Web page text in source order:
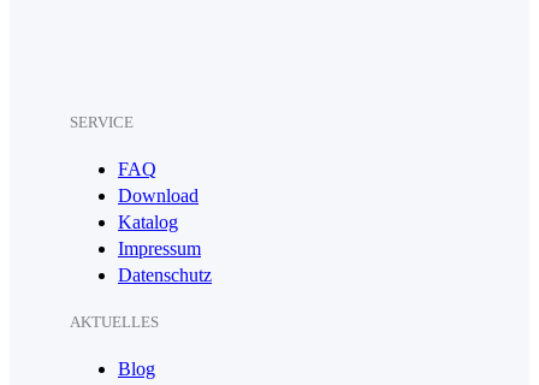
SERVICE
FAQ
Download
Katalog
Impressum
Datenschutz
AKTUELLES
Blog